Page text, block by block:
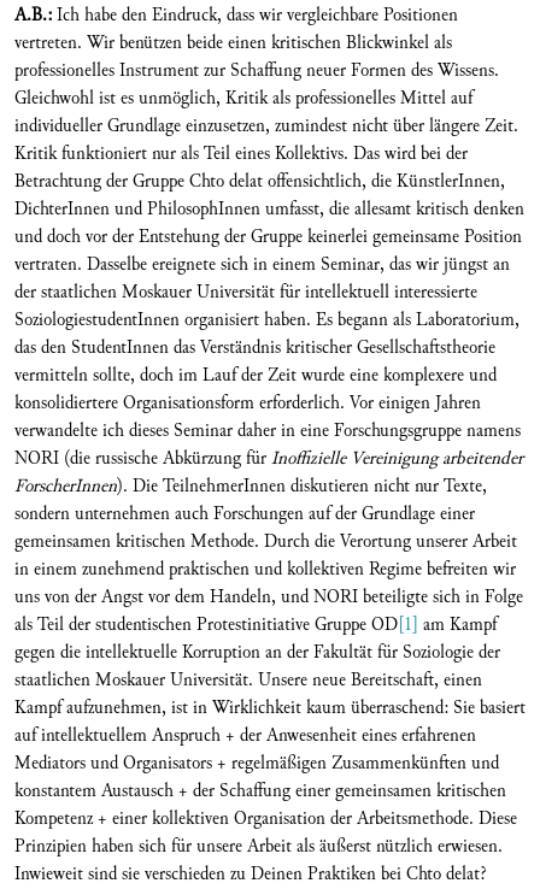
A.B.:Ich habe den Eindruck, dass wir vergleichbare Positionen
vertreten. Wir benützen beide einen kritischen Blickwinkel als
professionelles Instrument zur Schaffung neuer Formen des Wissens.
Gleichwohl ist es unmöglich, Kritik als professionelles Mittel auf
individueller Grundlage einzusetzen, zumindest nicht über längere Zeit.
Kritik funktioniert nur als Teil eines Kollektivs. Das wird bei der
Betrachtung der Gruppe Chto delat offensichtlich, die KünstlerInnen,
DichterInnen und PhilosophInnen umfasst, die allesamt kritisch denken
und doch vor der Entstehung der Gruppe keinerlei gemeinsame Position
vertraten. Dasselbe ereignete sich in einem Seminar, das wir jüngst an
der staatlichen Moskauer Universität für intellektuell interessierte
SoziologiestudentInnen organisiert haben. Es begann als Laboratorium,
das den StudentInnen das Verständnis kritischer Gesellschaftstheorie
vermitteln sollte, doch im Lauf der Zeit wurde eine komplexere und
konsolidiertere Organisationsform erforderlich. Vor einigen Jahren
verwandelte ich dieses Seminar daher in eine Forschungsgruppe namens
NORI (die russische Abkürzung fürInoffizielle Vereinigung arbeitender
ForscherInnen). Die TeilnehmerInnen diskutieren nicht nur Texte,
sondern unternehmen auch Forschungen auf der Grundlage einer
gemeinsamen kritischen Methode. Durch die Verortung unserer Arbeit
in einem zunehmend praktischen und kollektiven Regime befreiten wir
uns von der Angst vor dem Handeln, und NORI beteiligte sich in Folge
als Teil der studentischen Protestinitiative Gruppe OD[1] am Kampf
gegen die intellektuelle Korruption an der Fakultät für Soziologie der
staatlichen Moskauer Universität. Unsere neue Bereitschaft, einen
Kampf aufzunehmen, ist in Wirklichkeit kaum überraschend: Sie basiert
auf intellektuellem Anspruch + der Anwesenheit eines erfahrenen
Mediators und Organisators + regelmäßigen Zusammenkünften und
konstantem Austausch + der Schaffung einer gemeinsamen kritischen
Kompetenz + einer kollektiven Organisation der Arbeitsmethode. Diese
Prinzipien haben sich für unsere Arbeit als äußerst nützlich erwiesen.
Inwieweit sind sie verschieden zu Deinen Praktiken bei Chto delat?